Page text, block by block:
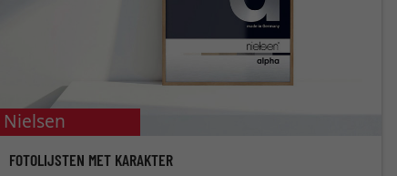
Nielsen
FOTOLIJSTEN MET KARAKTER